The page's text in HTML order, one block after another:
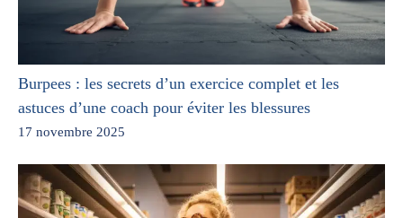
Burpees : les secrets d’un exercice complet et les
astuces d’une coach pour éviter les blessures
17 novembre 2025